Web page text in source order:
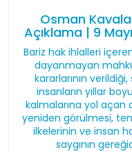
Osman
Açıklama | 9
Bariz hak ihlalleri
dayanmayan
kararlarının
insanların yıllar
kalmalarına yol açan
yeniden görülmesi,
ilkelerinin ve insan
saygının